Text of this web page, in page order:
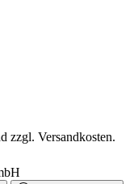
zzgl. Versandkosten.